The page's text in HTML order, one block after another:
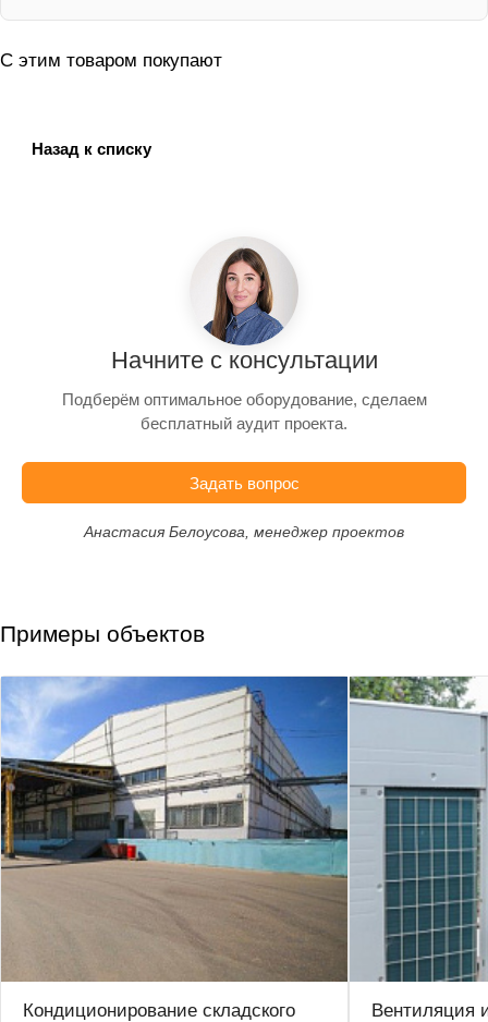
С этим товаром покупают
Назад к списку
Начните с консультации
Подберём оптимальное оборудование, сделаем
бесплатный аудит проекта.
Задать вопрос
Анастасия Белоусова, менеджер проектов
Примеры объектов
Кондиционирование складского
Вентиляция